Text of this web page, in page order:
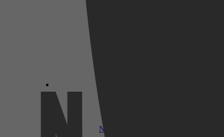
Netflix